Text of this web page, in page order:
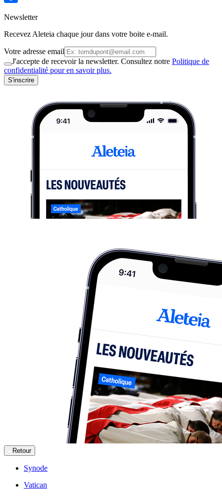
Newsletter
Recevez Aleteia chaque jour dans votre boite e-mail.
Votre adresse email
J'accepte de recevoir la newsletter. Consultez notre Politique de
confidentialité pour en savoir plus.
S'inscrire
Retour
Synode
Vatican